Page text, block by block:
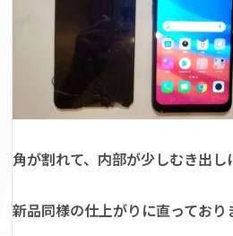
角が割れて、内部が少しむき出
新品同様の仕上がりに直っており